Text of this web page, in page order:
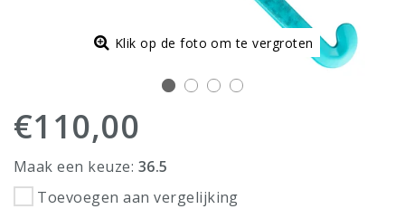
Klik op de foto om te vergroten
€110,00
Maak een keuze: 36.5
Toevoegen aan vergelijking